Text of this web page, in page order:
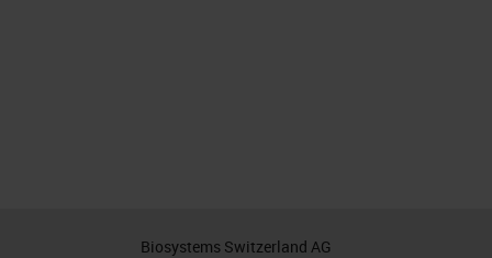
Biosystems Switzerland AG